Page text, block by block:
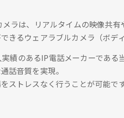
ラは、リアルタイムの映像共有
きるウェアラブルカメラ（ボデ
績のあるIP電話メーカーである
話音質を実現。
ストレスなく行うことが可能です